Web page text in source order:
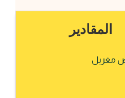
المقادير